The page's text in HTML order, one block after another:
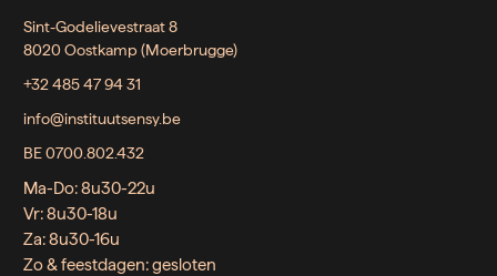
Sint-Godelievestraat 8
8020 Oostkamp (Moerbrugge)
+32 485 47 94 31
info@instituutsensy.be
BE 0700.802.432
Ma-Do: 8u30-22u
Vr: 8u30-18u
Za: 8u30-16u
Zo & feestdagen: gesloten